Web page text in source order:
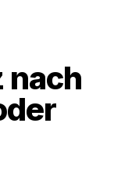
nach